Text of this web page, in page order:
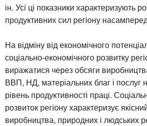
ін. Усі ці показники характеризують
продуктивних сил регіону насамперед
На відміну від економічного
соціально-економічного розвитку
виражатися через обсяги
ВВП, НД, матеріальних благ і послуг
рівень продуктивності праці.
розвиток регіону характеризує
виробництва, природних і людських